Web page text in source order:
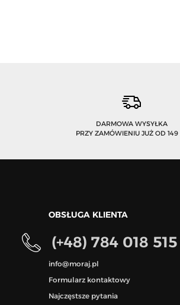
DARMOWA WYSYŁKA
PRZY ZAMÓWIENIU JUŻ OD 149
OBSŁUGA KLIENTA
(+48) 784 018 515
info@moraj.pl
Formularz kontaktowy
Najczęstsze pytania